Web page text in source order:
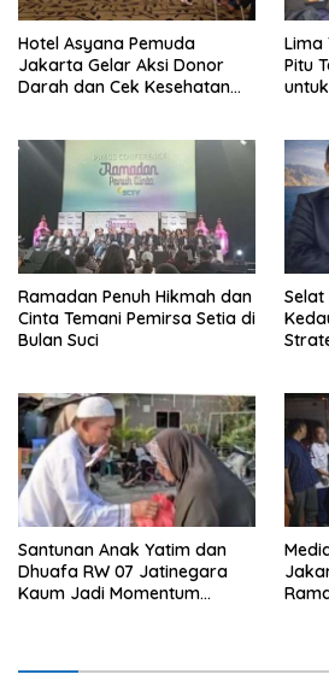
Hotel Asyana Pemuda
Jakarta Gelar Aksi Donor
Darah dan Cek Kesehatan
Lima
Pitu
Ramadan Penuh Hikmah dan
Cinta Temani Pemirsa Setia di
Bulan Suci
Santunan Anak Yatim dan
Dhuafa RW 07 Jatinegara
Kaum Jadi Momentum